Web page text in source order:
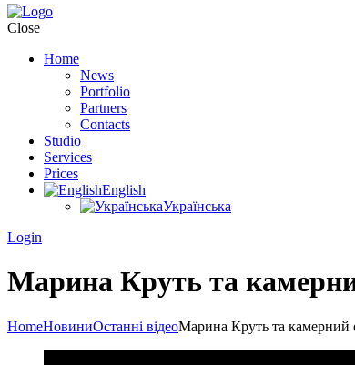
Close
Home
News
Portfolio
Partners
Contacts
Studio
Services
Prices
English
Українська
Login
Марина Круть та
HomeНовиниОстанні відеоМарина Круть та камерний